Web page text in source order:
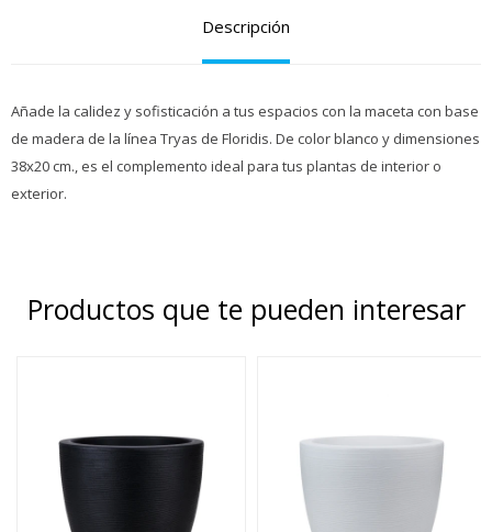
Descripción
Añade la calidez y sofisticación a tus espacios con la maceta con base
de madera de la línea Tryas de Floridis. De color blanco y dimensiones
38x20 cm., es el complemento ideal para tus plantas de interior o
exterior.
Productos que te pueden interesar